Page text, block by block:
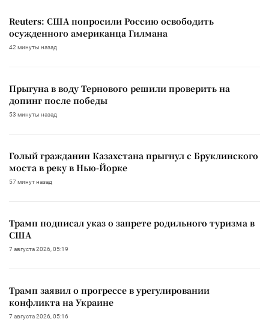
Reuters: США попросили Россию освободить
осужденного американца Гилмана
42 минуты назад
Прыгуна в воду Тернового решили проверить на
допинг после победы
53 минуты назад
Голый гражданин Казахстана прыгнул с Бруклинского
моста в реку в Нью-Йорке
57 минут назад
Трамп подписал указ о запрете родильного туризма в
США
7 августа 2026, 05:19
Трамп заявил о прогрессе в урегулировании
конфликта на Украине
7 августа 2026, 05:16